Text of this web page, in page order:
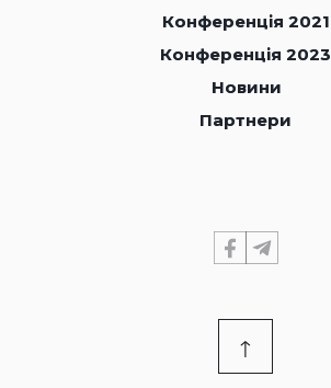
Конференція 2021
Конференція 2021
Новини
Новини
Партнери
Партнери
↑
Конференція 2023
Конференція 2023